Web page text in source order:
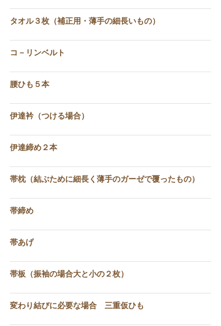
タオル３枚（補正用・薄手の細長いもの）
コ－リンベルト
腰ひも５本
伊達衿（つける場合）
伊達締め２本
帯枕（結ぶために細長く薄手のガーゼで覆ったもの）
帯締め
帯あげ
帯板（振袖の場合大と小の２枚）
変わり結びに必要な場合 三重仮ひも